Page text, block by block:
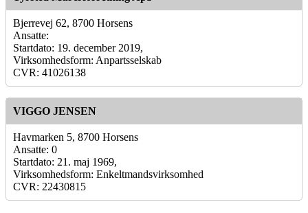
Bjerrevej 62, 8700 Horsens
Ansatte:
Startdato: 19. december 2019,
Virksomhedsform: Anpartsselskab
CVR: 41026138
VIGGO JENSEN
Havmarken 5, 8700 Horsens
Ansatte: 0
Startdato: 21. maj 1969,
Virksomhedsform: Enkeltmandsvirksomhed
CVR: 22430815